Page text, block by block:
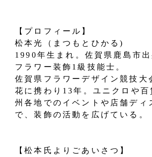
【プロフィール】
松本光（まつもとひかる)
1990年生まれ。佐賀県鹿島市出
フラワー装飾1級技能士。
佐賀県フラワーデザイン競技大
花に携わり13年。ユニクロや百
州各地でのイベントや店舗ディ
で、装飾の活動を広げている。
【松本氏よりごあいさつ】